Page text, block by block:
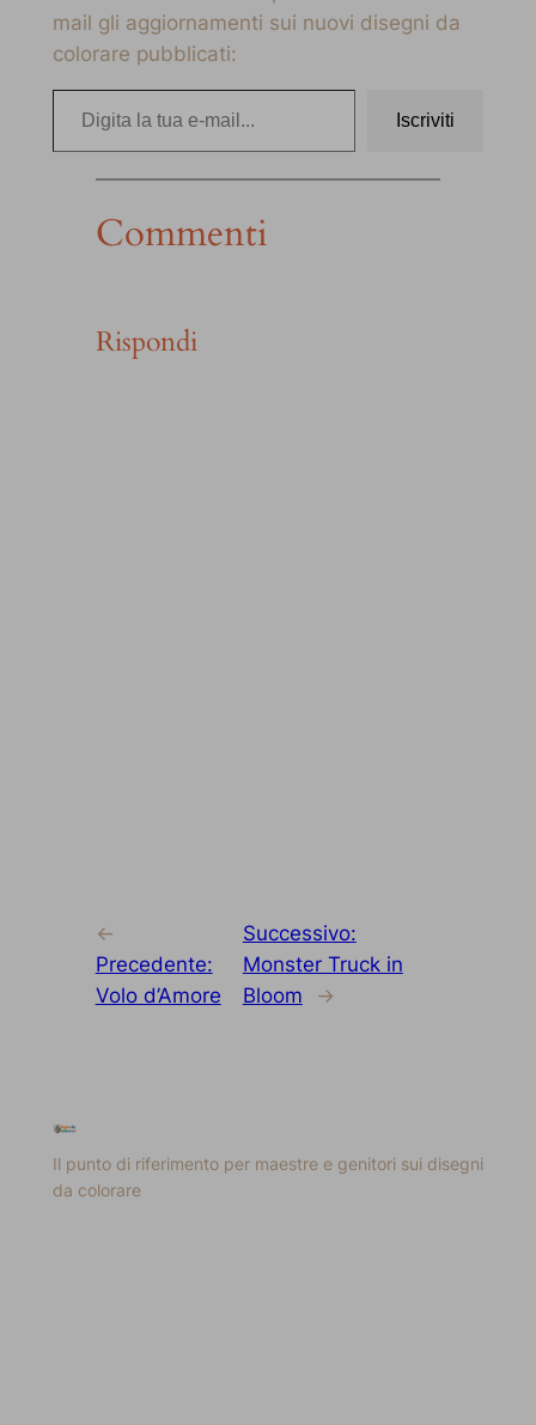
mail gli aggiornamenti sui nuovi disegni da
colorare pubblicati:
Digita la tua e-mail…
Iscriviti
Commenti
Rispondi
←
Precedente:
Volo d’Amore
Successivo:
Monster Truck in
Bloom
→
Il punto di riferimento per maestre e genitori sui disegni
da colorare